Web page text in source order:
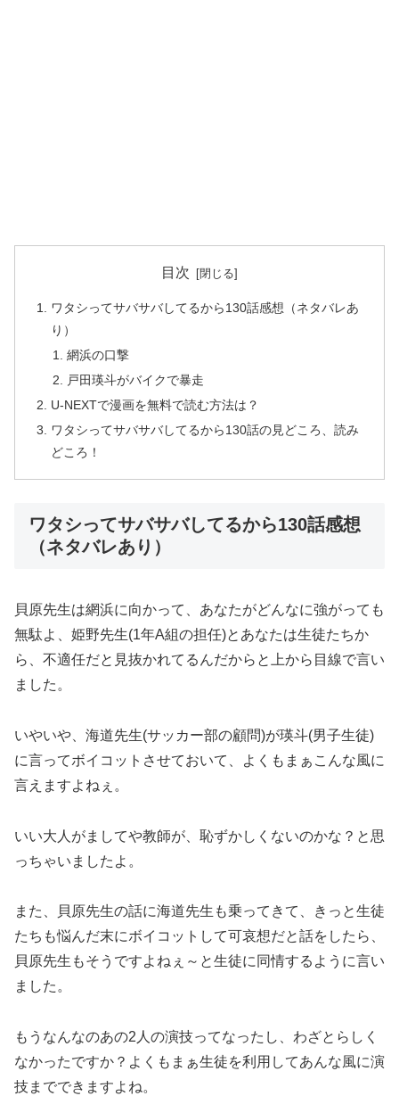
目次
ワタシってサバサバしてるから130話感想（ネタバレあ
り）
網浜の口撃
戸田瑛斗がバイクで暴走
U-NEXTで漫画を無料で読む方法は？
ワタシってサバサバしてるから130話の見どころ、読み
どころ！
ワタシってサバサバしてるから130話感想
（ネタバレあり）
貝原先生は網浜に向かって、あなたがどんなに強がっても
無駄よ、姫野先生(1年A組の担任)とあなたは生徒たちか
ら、不適任だと見抜かれてるんだからと上から目線で言い
ました。
いやいや、海道先生(サッカー部の顧問)が瑛斗(男子生徒)
に言ってボイコットさせておいて、よくもまぁこんな風に
言えますよねぇ。
いい大人がましてや教師が、恥ずかしくないのかな？と思
っちゃいましたよ。
また、貝原先生の話に海道先生も乗ってきて、きっと生徒
たちも悩んだ末にボイコットして可哀想だと話をしたら、
貝原先生もそうですよねぇ～と生徒に同情するように言い
ました。
もうなんなのあの2人の演技ってなったし、わざとらしく
なかったですか？よくもまぁ生徒を利用してあんな風に演
技までできますよね。